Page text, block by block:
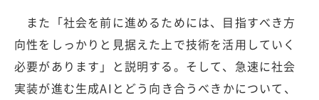
また「社会を前に進めるためには、目指すべき方
向性をしっかりと見据えた上で技術を活用していく
必要があります」と説明する。そして、急速に社会
実装が進む生成AIとどう向き合うべきかについて、